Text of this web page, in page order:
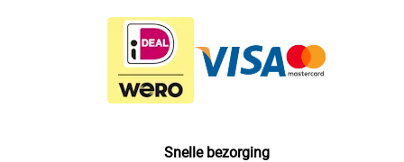
Snelle bezorging